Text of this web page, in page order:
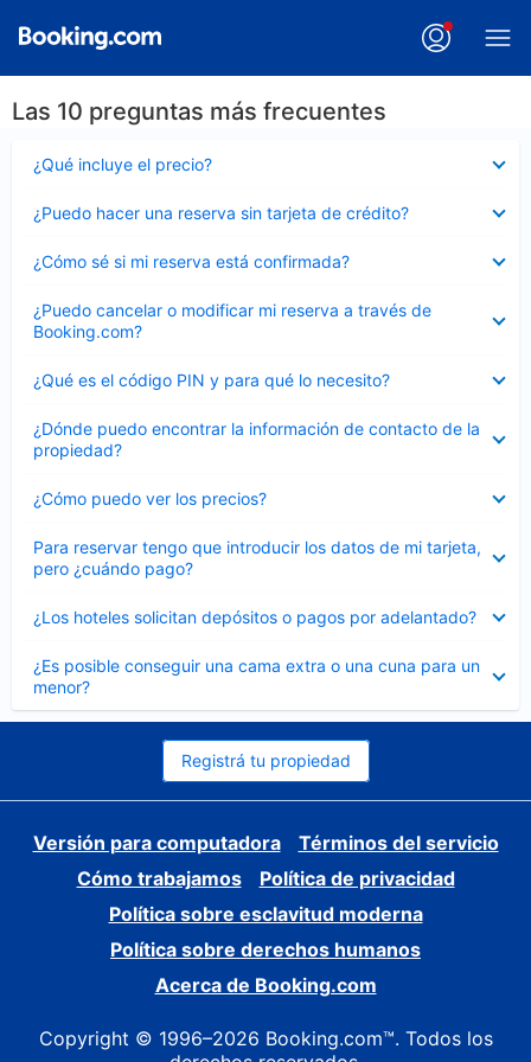
Las 10 preguntas más frecuentes
¿Qué incluye el precio?
cerrado
¿Puedo hacer una reserva sin tarjeta de crédito?
cerrado
¿Cómo sé si mi reserva está confirmada?
cerrado
¿Puedo cancelar o modificar mi reserva a través de
Booking.com?
cerrado
¿Qué es el código PIN y para qué lo necesito?
cerrado
¿Dónde puedo encontrar la información de contacto de la
propiedad?
cerrado
¿Cómo puedo ver los precios?
cerrado
Para reservar tengo que introducir los datos de mi tarjeta,
pero ¿cuándo pago?
cerrado
¿Los hoteles solicitan depósitos o pagos por adelantado?
cerrado
¿Es posible conseguir una cama extra o una cuna para un
menor?
cerrado
Registrá tu propiedad
Versión para computadora
Términos del servicio
Cómo trabajamos
Política de privacidad
Política sobre esclavitud moderna
Política sobre derechos humanos
Acerca de Booking.com
Copyright © 1996–2026 Booking.com™. Todos los